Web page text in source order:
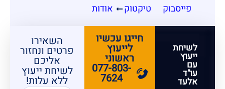
פייסבוק
טיקטוק אודות
לשיחת
ייעוץ
עם
עו"ד
אלעד
חייגו עכשיו
לייעוץ
ראשוני
077-803-
7624
השאירו
פרטים ונחזור
אליכם
לשיחת ייעוץ
ללא עלות!